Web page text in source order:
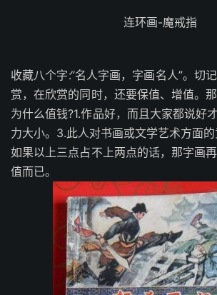
连环画-魔戒指
收藏八个字:“名人字画，字画名人”。切
赏，在欣赏的同时，还要保值、增值。
为什么值钱?1.作品好，而且大家都说好
力大小。3.此人对书画或文学艺术方面的
如果以上三点占不上两点的话，那字画
值而已。